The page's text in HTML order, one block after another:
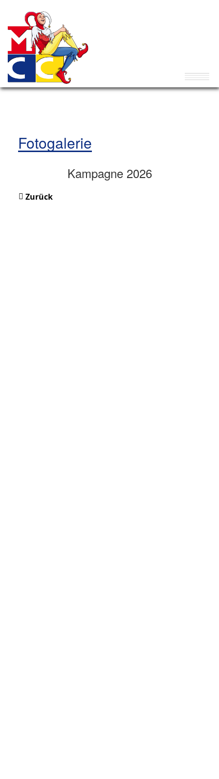
Fotogalerie
Kampagne 2026
Zurück